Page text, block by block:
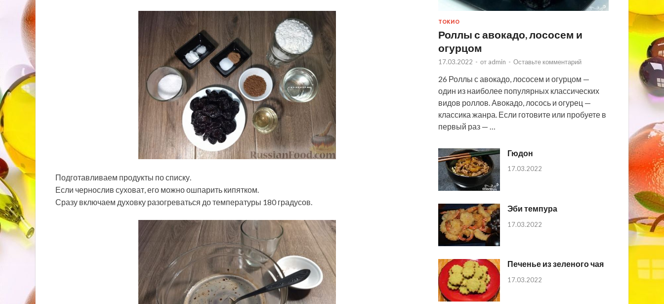
Подготавливаем продукты по списку.
Если чернослив суховат, его можно ошпарить кипятком.
Сразу включаем духовку разогреваться до температуры 180 градусов.
ТОКИО
Роллы с авокадо, лососем и
огурцом
17.03.2022 - от admin - Оставьте комментарий
26 Роллы с авокадо, лососем и огурцом —
один из наиболее популярных классических
видов роллов. Авокадо, лосось и огурец —
классика жанра. Если готовите или пробуете в
первый раз — …
Гюдон
17.03.2022
Эби темпура
17.03.2022
Печенье из зеленого чая
17.03.2022